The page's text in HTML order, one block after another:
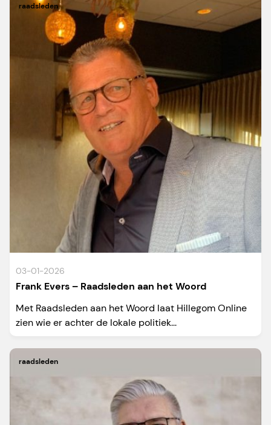
raadsleden
03-01-2026
Frank Evers – Raadsleden aan het Woord
Met Raadsleden aan het Woord laat Hillegom Online
zien wie er achter de lokale politiek...
raadsleden